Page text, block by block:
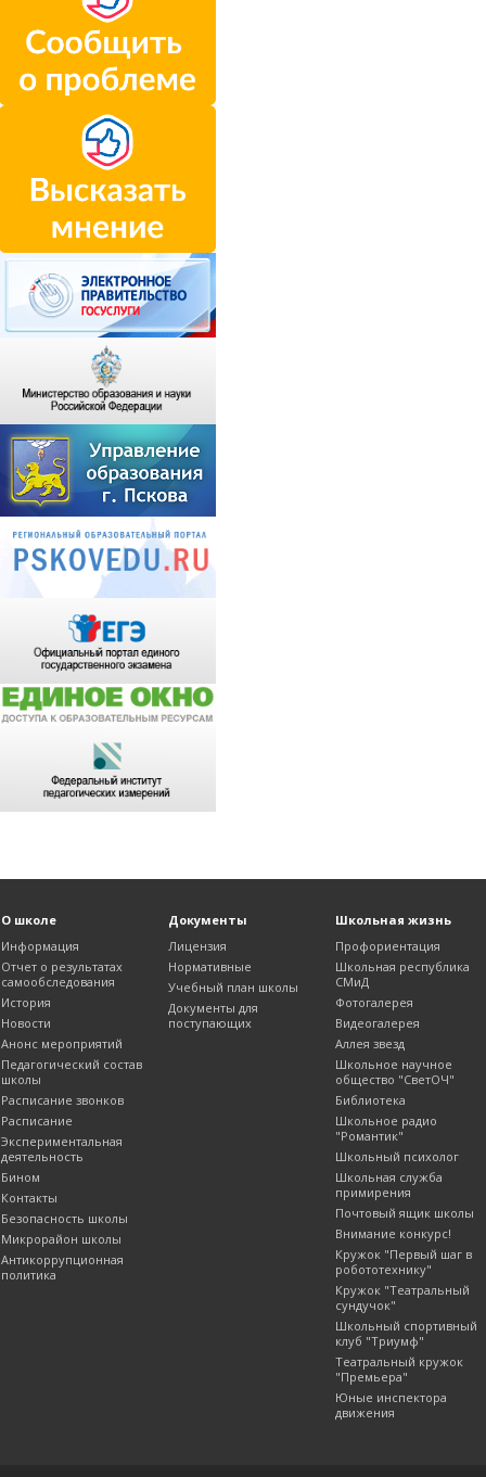
О школе
Информация
Отчет о результатах
самообследования
История
Новости
Анонс мероприятий
Педагогический состав
школы
Расписание звонков
Расписание
Экспериментальная
деятельность
Бином
Контакты
Безопасность школы
Микрорайон школы
Антикоррупционная
политика
Документы
Лицензия
Нормативные
Учебный план школы
Документы для
поступающих
Школьная жизнь
Профориентация
Школьная республика
СМиД
Фотогалерея
Видеогалерея
Аллея звезд
Школьное научное
общество "СветОЧ"
Библиотека
Школьное радио
"Романтик"
Школьный психолог
Школьная служба
примирения
Почтовый ящик школы
Внимание конкурс!
Кружок "Первый шаг в
робототехнику"
Кружок "Театральный
сундучок"
Школьный спортивный
клуб "Триумф"
Театральный кружок
"Премьера"
Юные инспектора
движения